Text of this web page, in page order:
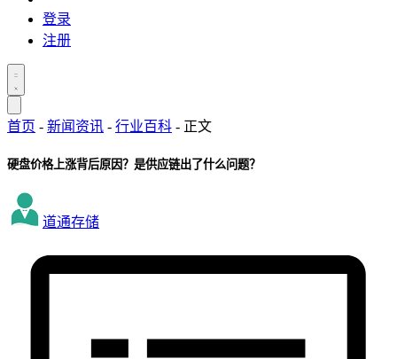
登录
注册
首页 - 新闻资讯 - 行业百科 - 正文
硬盘价格上涨背后原因？是供应链出了什么问题？
道通存储